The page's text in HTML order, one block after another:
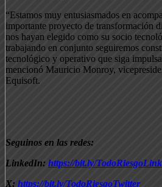
“Estamos muy entusiasmados en
importante proyecto de transformación
nos hayan elegido como su socio
trabajando en conjunto seguiremos
tecnológico y operativo que siga
mencionó Mauricio Monroy,
Equisoft.
Seguinos en las redes:
LinkedIn: https://bit.ly/
X: https://bit.ly/TodoRiesgoTwitter